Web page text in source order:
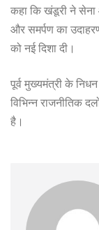
कहा कि खंडूरी ने सेना
और समर्पण का
को नई दिशा दी।
पूर्व मुख्यमंत्री के
विभिन्न राजनीतिक
है।